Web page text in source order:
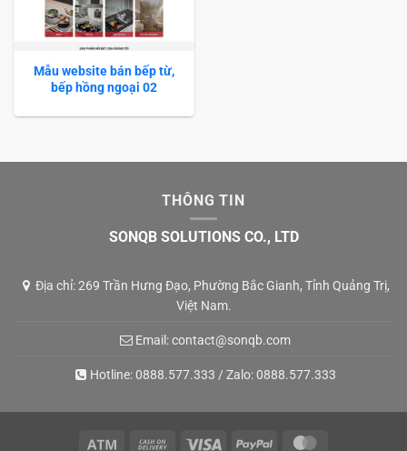
Mẫu website bán bếp từ,
bếp hồng ngoại 02
THÔNG TIN
SONQB SOLUTIONS CO., LTD
Địa chỉ: 269 Trần Hưng Đạo, Phường Bắc Gianh, Tỉnh Quảng Trị,
Việt Nam.
Email:contact@sonqb.com
Hotline:0888.577.333 / Zalo:0888.577.333
Atm Cash Visa PayPal